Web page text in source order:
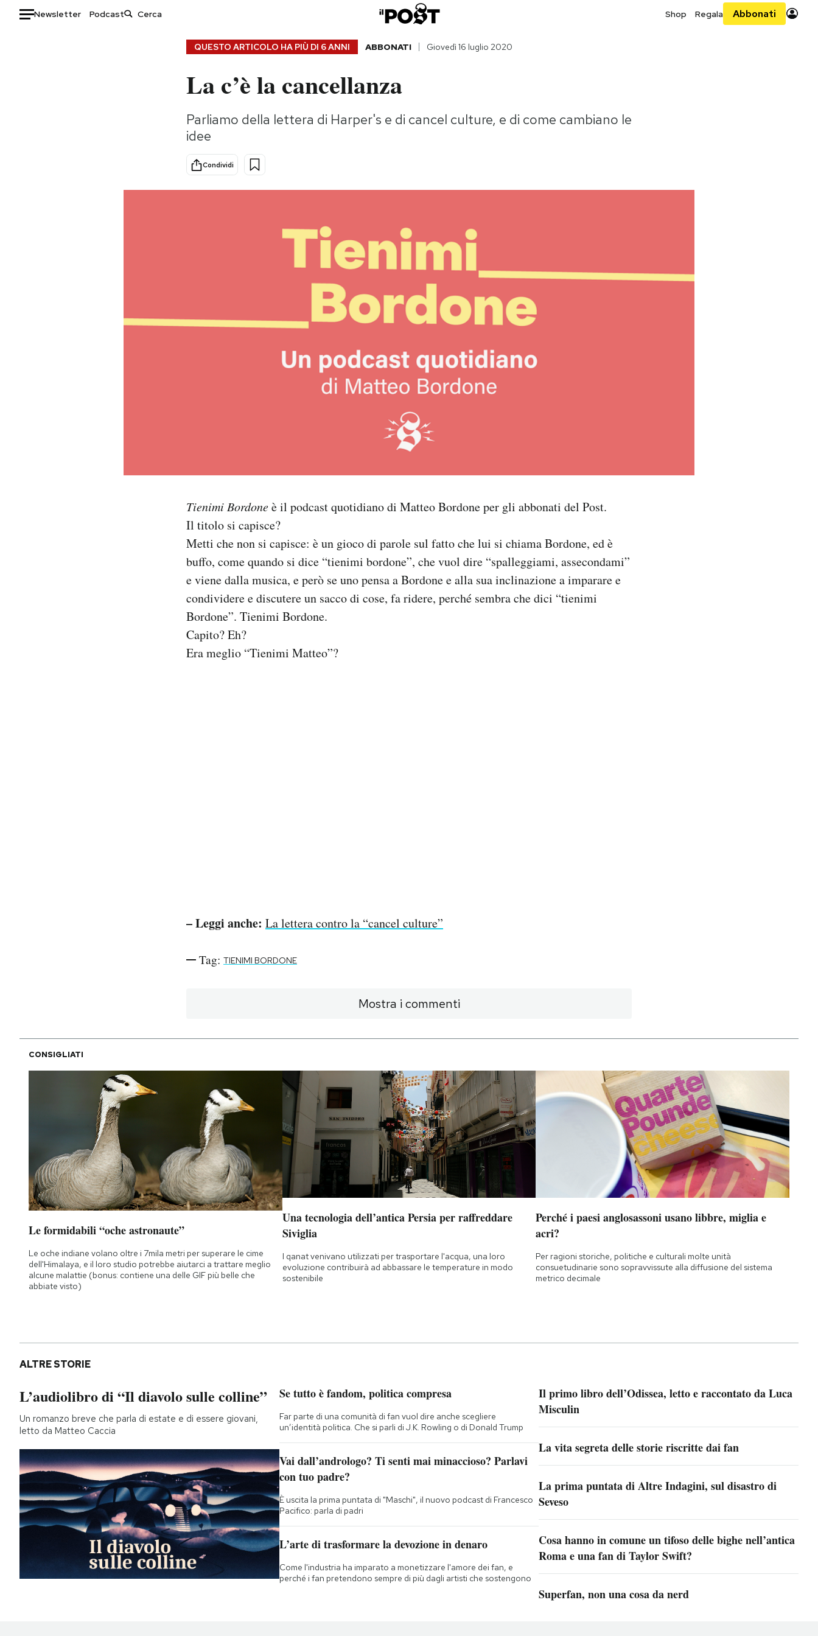
Newsletter Podcast Shop Regala Abbonati
Consumismi
Storie/Idee
Ok Boomer!
Media
QUESTO ARTICOLO HA PIÙ DI 6 ANNI ABBONATI Giovedì 16 luglio 2020
La c’è la cancellanza
Parliamo della lettera di Harper's e di cancel culture, e di come cambiano le
idee
Condividi
Tienimi Bordoneè il podcast quotidiano di Matteo Bordone per gli abbonati del Post.
Il titolo si capisce?
Metti che non si capisce: è un gioco di parole sul fatto che lui si chiama Bordone, ed è
buffo, come quando si dice “tienimi bordone”, che vuol dire “spalleggiami, assecondami”
e viene dalla musica, e però se uno pensa a Bordone e alla sua inclinazione a imparare e
condividere e discutere un sacco di cose, fa ridere, perché sembra che dici “tienimi
Bordone”. Tienimi Bordone.
Capito? Eh?
Era meglio “Tienimi Matteo”?
– Leggi anche: La lettera contro la “cancel culture”
Tag: TIENIMI BORDONE
Mostra i commenti
CONSIGLIATI
Le formidabili “oche astronaute”
Le oche indiane volano oltre i 7mila metri per superare le cime
dell'Himalaya, e il loro studio potrebbe aiutarci a trattare meglio
alcune malattie (bonus: contiene una delle GIF più belle che
abbiate visto)
Una tecnologia dell’antica Persia per raffreddare
Siviglia
I qanat venivano utilizzati per trasportare l'acqua, una loro
evoluzione contribuirà ad abbassare le temperature in modo
sostenibile
Perché i paesi anglosassoni usano libbre, miglia e
acri?
Per ragioni storiche, politiche e culturali molte unità
consuetudinarie sono sopravvissute alla diffusione del sistema
metrico decimale
ALTRE STORIE
L’audiolibro di “Il diavolo sulle colline”
Un romanzo breve che parla di estate e di essere giovani,
letto da Matteo Caccia
Se tutto è fandom, politica compresa
Far parte di una comunità di fan vuol dire anche scegliere
un’identità politica. Che si parli di J.K. Rowling o di Donald Trump
Vai dall’andrologo? Ti senti mai minaccioso? Parlavi
con tuo padre?
È uscita la prima puntata di "Maschi", il nuovo podcast di Francesco
Pacifico: parla di padri
L’arte di trasformare la devozione in denaro
Come l'industria ha imparato a monetizzare l'amore dei fan, e
perché i fan pretendono sempre di più dagli artisti che sostengono
Il primo libro dell’Odissea, letto e raccontato da Luca
Misculin
La vita segreta delle storie riscritte dai fan
La prima puntata di Altre Indagini, sul disastro di
Seveso
Cosa hanno in comune un tifoso delle bighe nell’antica
Roma e una fan di Taylor Swift?
Superfan, non una cosa da nerd